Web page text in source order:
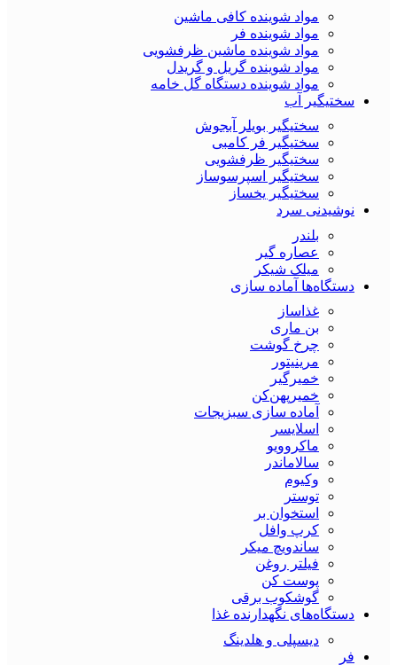
مواد شوینده کافی ماشین
مواد شوینده فر
مواد شوینده ماشین ظرفشویی
مواد شوینده گریل و گریدل
مواد شوینده دستگاه گل خامه
سختیگیر آب
سختیگیر بویلر آبجوش
سختیگیر فر کامبی
سختیگیر ظرفشویی
سختیگیر اسپرسوساز
سختیگیر یخساز
نوشیدنی سرد
بلندر
عصاره گیر
میلک شیکر
دستگاه‌ها آماده سازی
غذاساز
بن ماری
چرخ گوشت
مرینیتور
خمیرگیر
خمیر‌پهن‌کن
آماده سازی سبزیجات
اسلایسر
ماکروویو
سالاماندر
وکیوم
توستر
استخوان بر
کرپ وافل
ساندویچ میکر
فیلتر روغن
پوست کن
گوشکوب برقی
دستگاه‌های نگهدارنده غذا
دیسپلی و هلدینگ
فر